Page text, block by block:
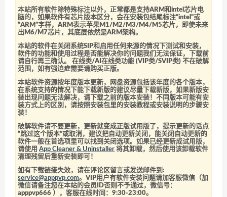
本站所有软件除特殊标注以外，正常都是支持ARM和intel芯片电
脑的，如果软件有芯片版本区分，会在安装包结尾标注“intel”或
“ARM”字样，ARM表示苹果M1/M2/M3/M4/M5芯片，即使未来
出M6/M7芯片，其底层依然是ARM架构。
本站的软件在关闭系统SIP和启用任何来源的情况下测试和安装，
软件的功能和使用过程是否能解决你的问题我们无法保证，下载前
请自行再三确认。 在线类/AI在线类功能 (VIP类/SVIP类) 不在破解
范围，如有强迫症需要请购买正版。
本站软件资源按年度版本更新，网盘资源包括该年度的各个版本，
在系统支持的情况下能下载新版的建议尽量下载新版，如果新版安
装出现问题无法解决，请下载之前的版本安装！不同版本可能有安
装方式上的区别，请按照安装包里的安装教程或安装说明的步骤安
装！
破解软件请不要更新，更新就变成正版试用版了，提示更新的话点
“跳过这个版本”或取消，建议把自动更新关闭，能关闭自动更新的
软件一般在首选项里可以找到关闭选项。如果已经更新成试用版，
请使用App Cleaner & Uninstaller 将其卸载，然后使用该卸载软件
清理残留后重新安装即可！
如有下载链接失效，请在评论区留言或发送邮件到:
service@apppvp.com。VIP用户有软件安装问题请加客服微信（加
微信请备注您在本站的会员ID否则不予通过，微信号：
apppvp666 ），客服在线时间：9:30-23:00。